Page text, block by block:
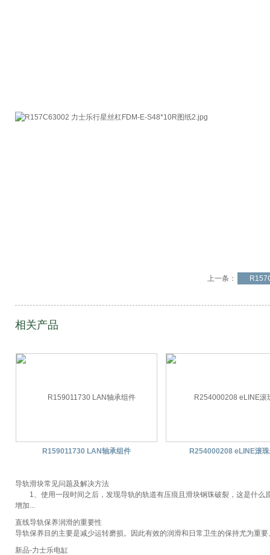
上一条：
相关产品
R159011730 LAN轴承组件 R254000208 eLINE滚
导轨滑块常见问题及解决方法
1、使用一段时间之后，发现导轨的轨道有压痕且滑块钢珠破裂，这是什
增加...
直线导轨保养润滑的重要性
导轨保养目的主要是减少运转磨损。因此有效的润滑和日常卫生的保持尤为重要
新品-力士乐电缸